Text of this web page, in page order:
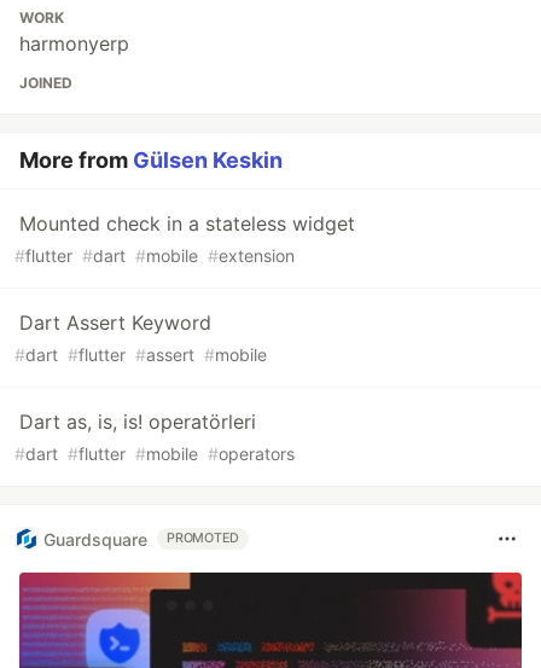
WORK
harmonyerp
JOINED
More from Gülsen Keskin
Mounted check in a stateless widget
#flutter #dart #mobile #extension
Dart Assert Keyword
#dart #flutter #assert #mobile
Dart as, is, is! operatörleri
#dart #flutter #mobile #operators
Guardsquare PROMOTED